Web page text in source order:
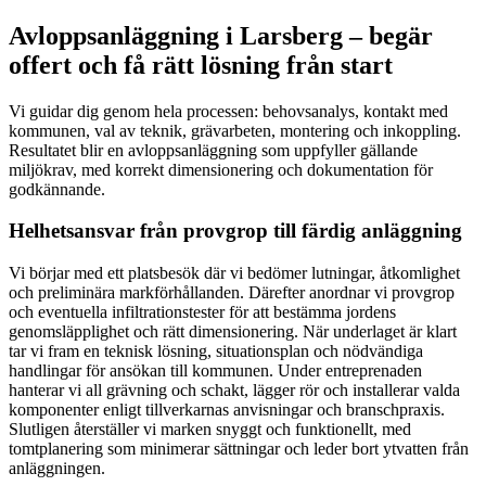
Avloppsanläggning i Larsberg – begär
offert och få rätt lösning från start
Vi guidar dig genom hela processen: behovsanalys, kontakt med
kommunen, val av teknik, grävarbeten, montering och inkoppling.
Resultatet blir en avloppsanläggning som uppfyller gällande
miljökrav, med korrekt dimensionering och dokumentation för
godkännande.
Helhetsansvar från provgrop till färdig anläggning
Vi börjar med ett platsbesök där vi bedömer lutningar, åtkomlighet
och preliminära markförhållanden. Därefter anordnar vi provgrop
och eventuella infiltrationstester för att bestämma jordens
genomsläpplighet och rätt dimensionering. När underlaget är klart
tar vi fram en teknisk lösning, situationsplan och nödvändiga
handlingar för ansökan till kommunen. Under entreprenaden
hanterar vi all grävning och schakt, lägger rör och installerar valda
komponenter enligt tillverkarnas anvisningar och branschpraxis.
Slutligen återställer vi marken snyggt och funktionellt, med
tomtplanering som minimerar sättningar och leder bort ytvatten från
anläggningen.